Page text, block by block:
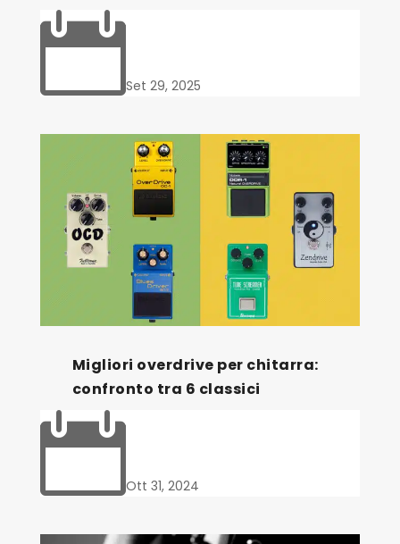
Set 29, 2025
Migliori overdrive per chitarra:
confronto tra 6 classici
Ott 31, 2024